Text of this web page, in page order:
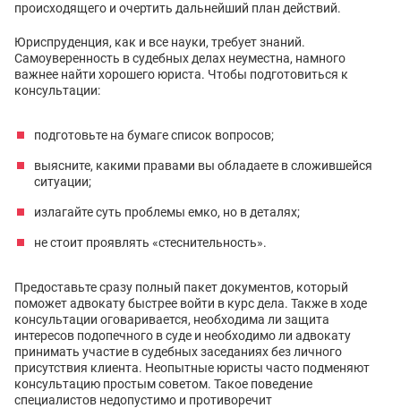
происходящего и очертить дальнейший план действий.
Юриспруденция, как и все науки, требует знаний.
Самоуверенность в судебных делах неуместна, намного
важнее найти хорошего юриста. Чтобы подготовиться к
консультации:
подготовьте на бумаге список вопросов;
выясните, какими правами вы обладаете в сложившейся
ситуации;
излагайте суть проблемы емко, но в деталях;
не стоит проявлять «стеснительность».
Предоставьте сразу полный пакет документов, который
поможет адвокату быстрее войти в курс дела. Также в ходе
консультации оговаривается, необходима ли защита
интересов подопечного в суде и необходимо ли адвокату
принимать участие в судебных заседаниях без личного
присутствия клиента. Неопытные юристы часто подменяют
консультацию простым советом. Такое поведение
специалистов недопустимо и противоречит